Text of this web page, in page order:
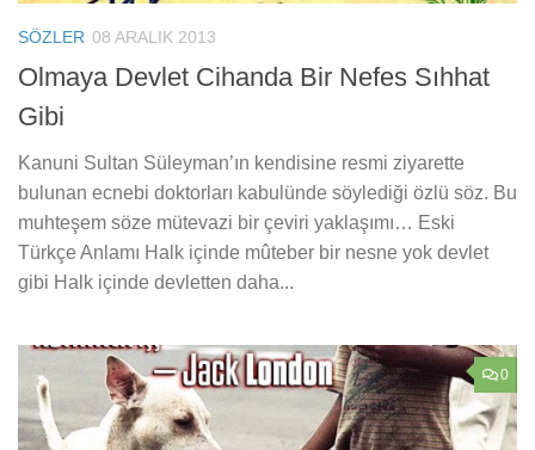
SÖZLER 08 ARALIK 2013
Olmaya Devlet Cihanda Bir Nefes Sıhhat
Gibi
Kanuni Sultan Süleyman’ın kendisine resmi ziyarette
bulunan ecnebi doktorları kabulünde söylediği özlü söz. Bu
muhteşem söze mütevazi bir çeviri yaklaşımı… Eski
Türkçe Anlamı Halk içinde mûteber bir nesne yok devlet
gibi Halk içinde devletten daha...
0